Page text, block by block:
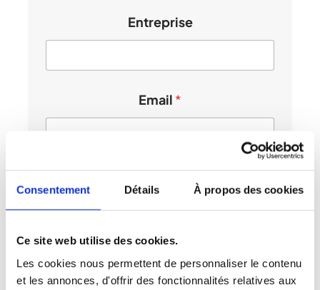
Consentement Détails À propos des cookies
Ce site web utilise des cookies.
Les cookies nous permettent de personnaliser le contenu
et les annonces, d'offrir des fonctionnalités relatives aux
n
t
e
r
i
o
Entreprise
Email *